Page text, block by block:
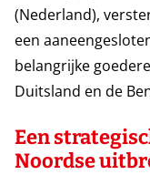
(Nederland),
een
belangrijke
Duitsland en de
Een
Noordse